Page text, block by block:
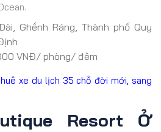
Ghềnh Ráng, Thành phố Quy
VNĐ/ phòng/ đêm
xe du lịch 35 chỗ đời mới, sang
Resort Ở